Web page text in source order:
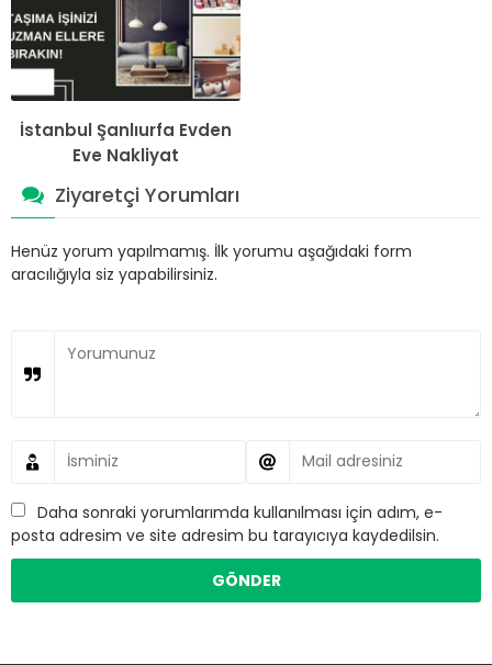
İstanbul Şanlıurfa Evden
Eve Nakliyat
Ziyaretçi Yorumları
Henüz yorum yapılmamış. İlk yorumu aşağıdaki form
aracılığıyla siz yapabilirsiniz.
Daha sonraki yorumlarımda kullanılması için adım, e-
posta adresim ve site adresim bu tarayıcıya kaydedilsin.